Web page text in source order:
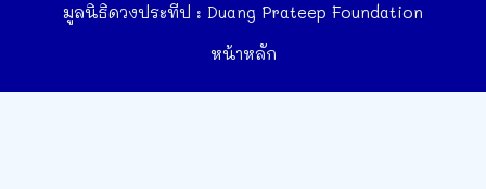
มูลนิธิดวงประทีป : Duang Prateep Foundation
หน้าหลัก